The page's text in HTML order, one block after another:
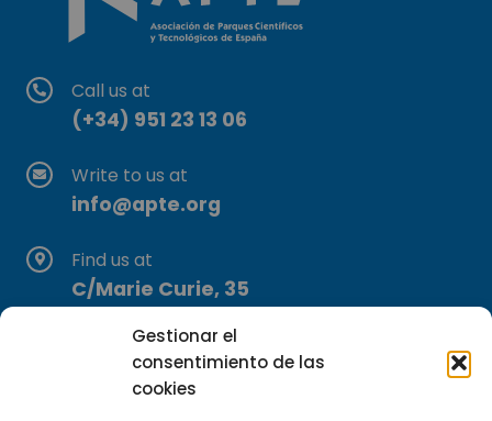
Gestionar el
consentimiento de las
cookies
Call us at
(+34) 951 23 13 06
Write to us at
info@apte.org
Find us at
C/Marie Curie, 35